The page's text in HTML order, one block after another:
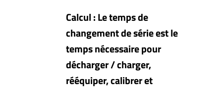
Calcul : Le temps de
changement de série est le
temps nécessaire pour
décharger / charger,
rééquiper, calibrer et